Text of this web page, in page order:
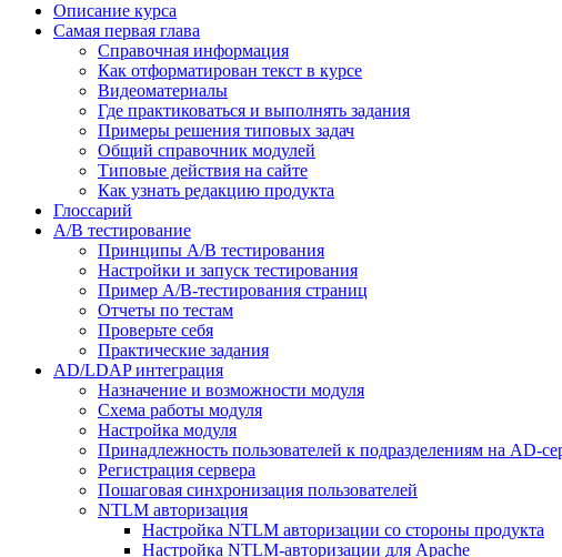
Описание курса
Самая первая глава
Справочная информация
Как отформатирован текст в курсе
Видеоматериалы
Где практиковаться и выполнять задания
Примеры решения типовых задач
Общий справочник модулей
Типовые действия на сайте
Как узнать редакцию продукта
Глоссарий
A/B тестирование
Принципы A/B тестирования
Настройки и запуск тестирования
Пример A/B-тестирования страниц
Отчеты по тестам
Проверьте себя
Практические задания
AD/LDAP интеграция
Назначение и возможности модуля
Схема работы модуля
Настройка модуля
Принадлежность пользователей к подразделениям на AD-
Регистрация сервера
Пошаговая синхронизация пользователей
NTLM авторизация
Настройка NTLM авторизации со стороны продукта
Настройка NTLM-авторизации для Apache